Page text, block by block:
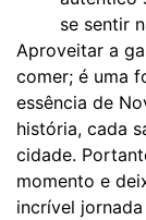
se sentir
Aproveitar a
comer; é uma
essência de
história, cada
cidade.
momento e
incrível